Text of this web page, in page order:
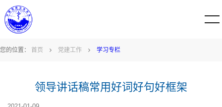
您的位置： 首页 党建工作 学习专栏
领导讲话稿常用好词好句好框架